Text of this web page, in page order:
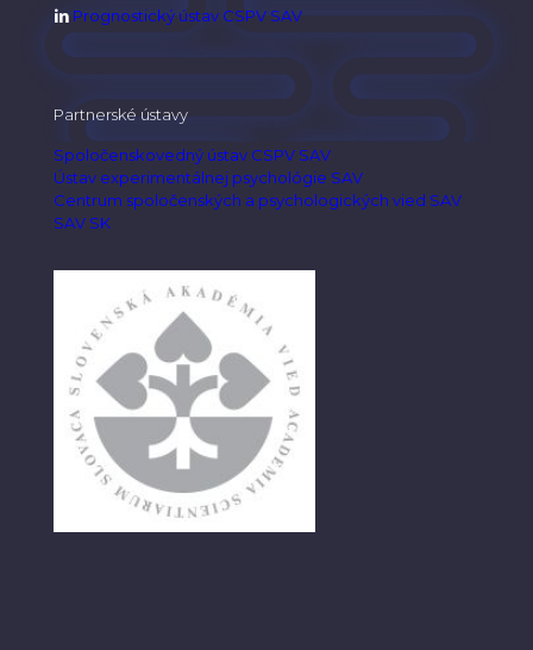
Prognostický ústav CSPV SAV
Partnerské ústavy
Spoločenskovedný ústav CSPV SAV
Ústav experimentálnej psychológie SAV
Centrum spoločenských a psychologických vied SAV
SAV SK